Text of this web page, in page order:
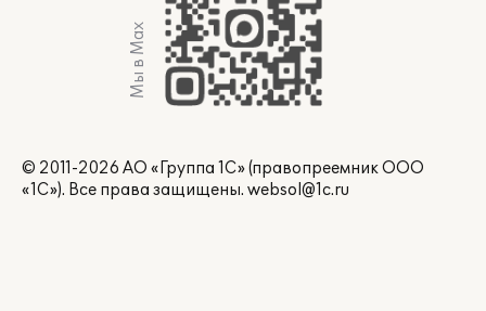
Мы в Max
© 2011-2026 АО «Группа 1С» (правопреемник ООО
«1С»). Все права защищены. websol@1c.ru